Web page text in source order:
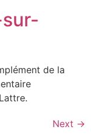
de la
Next →